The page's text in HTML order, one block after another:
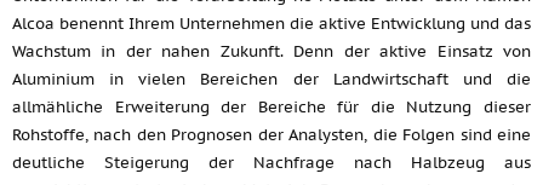
Alcoa benennt Ihrem Unternehmen die aktive Entwicklung und das
Wachstum in der nahen Zukunft. Denn der aktive Einsatz von
Aluminium in vielen Bereichen der Landwirtschaft und die
allmähliche Erweiterung der Bereiche für die Nutzung dieser
Rohstoffe, nach den Prognosen der Analysten, die Folgen sind eine
deutliche Steigerung der Nachfrage nach Halbzeug aus